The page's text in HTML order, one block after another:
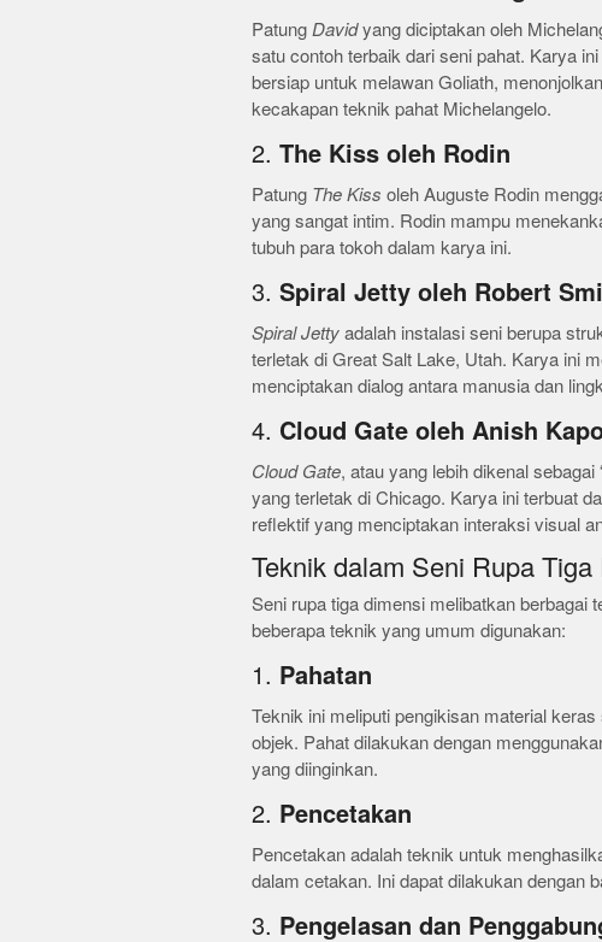
Patung Davidyang diciptakan oleh
satu contoh terbaik dari seni pahat. Karya
bersiap untuk melawan Goliath,
kecakapan teknik pahat Michelangelo.
2. The Kiss oleh Rodin
Patung The Kiss oleh Auguste Rodin
yang sangat intim. Rodin mampu
tubuh para tokoh dalam karya ini.
3. Spiral Jetty oleh Robert
Spiral Jettyadalah instalasi seni berupa
terletak di Great Salt Lake, Utah. Karya ini
menciptakan dialog antara manusia dan
4. Cloud Gate oleh Anish
Cloud Gate, atau yang lebih dikenal sebagai
yang terletak di Chicago. Karya ini terbuat
reflektif yang menciptakan interaksi visual
Teknik dalam Seni Rupa Tiga
Seni rupa tiga dimensi melibatkan berbagai
beberapa teknik yang umum digunakan:
1. Pahatan
Teknik ini meliputi pengikisan material
objek. Pahat dilakukan dengan
yang diinginkan.
2. Pencetakan
Pencetakan adalah teknik untuk
dalam cetakan. Ini dapat dilakukan dengan
3. Pengelasan dan